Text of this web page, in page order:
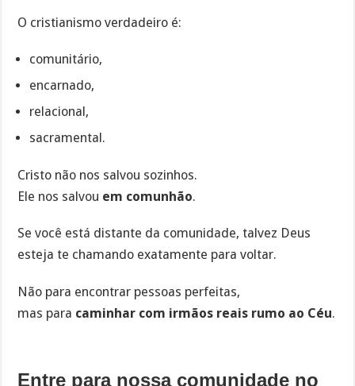
O cristianismo verdadeiro é:
comunitário,
encarnado,
relacional,
sacramental.
Cristo não nos salvou sozinhos.
Ele nos salvou em comunhão.
Se você está distante da comunidade, talvez Deus
esteja te chamando exatamente para voltar.
Não para encontrar pessoas perfeitas,
mas para caminhar com irmãos reais rumo ao Céu.
Entre para nossa comunidade no